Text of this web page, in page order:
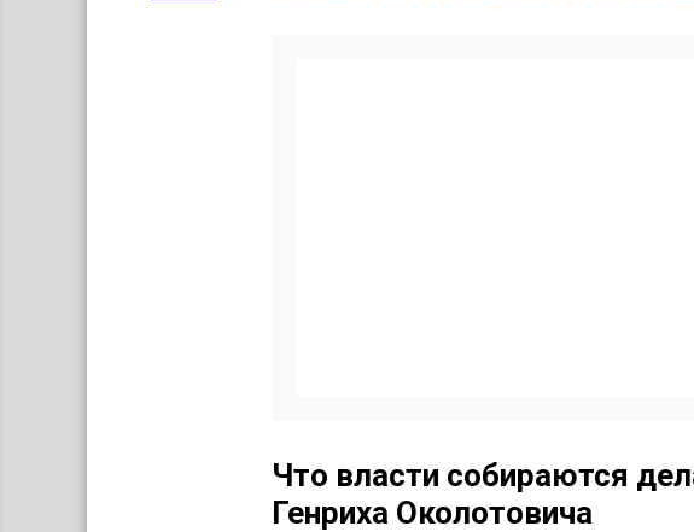
Что власти собираются
Генриха Околотовича